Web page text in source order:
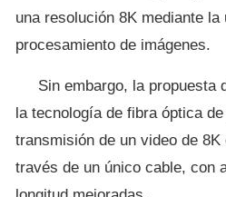
una resolución 8K mediante la
procesamiento de imágenes.
Sin embargo, la propuesta
la tecnología de fibra óptica
transmisión de un video de
través de un único cable, con